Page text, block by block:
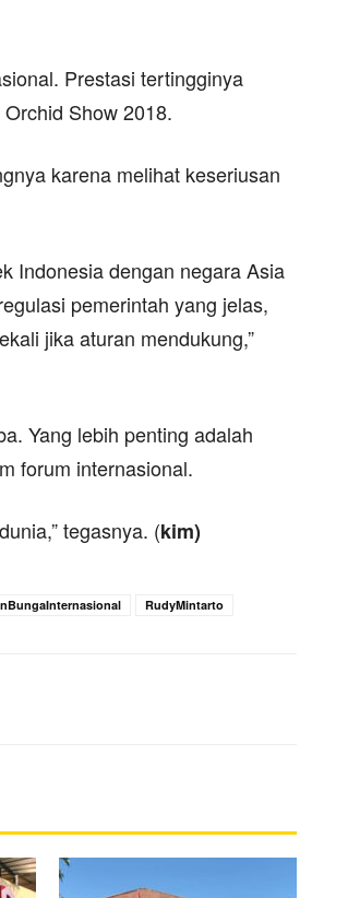
Prestasi tertingginya
Show 2018.
karena melihat keseriusan
Indonesia dengan negara Asia
pemerintah yang jelas,
jika aturan mendukung,”
Yang lebih penting adalah
forum internasional.
tegasnya. (kim)
RudyMintarto